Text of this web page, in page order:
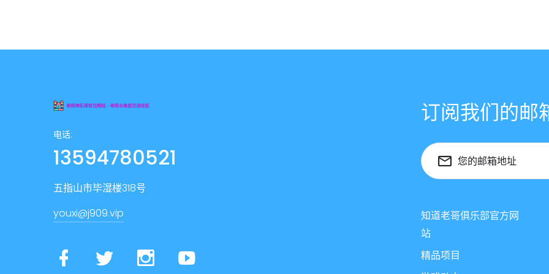
电话:
13594780521
五指山市毕湿楼318号
youxi@j909.vip
订阅我们的邮
您的邮箱地址
知道老哥俱乐部官方网
站
精品项目